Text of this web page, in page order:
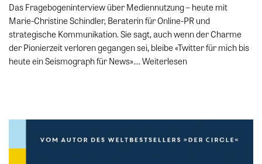
Das Fragebogeninterview über Mediennutzung – heute mit
Marie-Christine Schindler, Beraterin für Online-PR und
strategische Kommunikation. Sie sagt, auch wenn der Charme
der Pionierzeit verloren gegangen sei, bleibe «Twitter für mich bis
heute ein Seismograph für News».…Weiterlesen